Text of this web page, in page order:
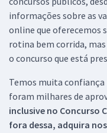
informações sobre as
online que oferecemos
rotina bem corrida,
o concurso que está
Temos muita confiança
foram milhares de
inclusive no Concurso
fora dessa, adquira